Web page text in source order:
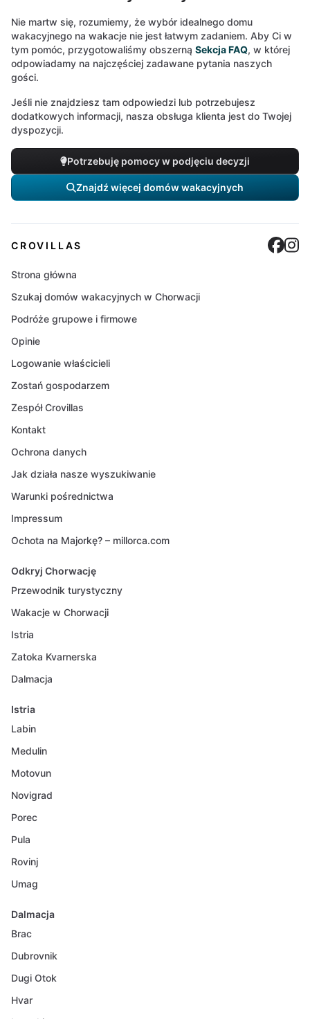
Nie martw się, rozumiemy, że wybór idealnego domu
wakacyjnego na wakacje nie jest łatwym zadaniem. Aby Ci w
tym pomóc, przygotowaliśmy obszerną Sekcja FAQ, w której
odpowiadamy na najczęściej zadawane pytania naszych
gości.
Jeśli nie znajdziesz tam odpowiedzi lub potrzebujesz
dodatkowych informacji, nasza obsługa klienta jest do Twojej
dyspozycji.
Potrzebuję pomocy w podjęciu decyzji
Znajdź więcej domów wakacyjnych
CROVILLAS
Strona główna
Szukaj domów wakacyjnych w Chorwacji
Podróże grupowe i firmowe
Opinie
Logowanie właścicieli
Zostań gospodarzem
Zespół Crovillas
Kontakt
Ochrona danych
Jak działa nasze wyszukiwanie
Warunki pośrednictwa
Impressum
Ochota na Majorkę? – millorca.com
Odkryj Chorwację
Przewodnik turystyczny
Wakacje w Chorwacji
Istria
Zatoka Kvarnerska
Dalmacja
Istria
Labin
Medulin
Motovun
Novigrad
Porec
Pula
Rovinj
Umag
Dalmacja
Brac
Dubrovnik
Dugi Otok
Hvar